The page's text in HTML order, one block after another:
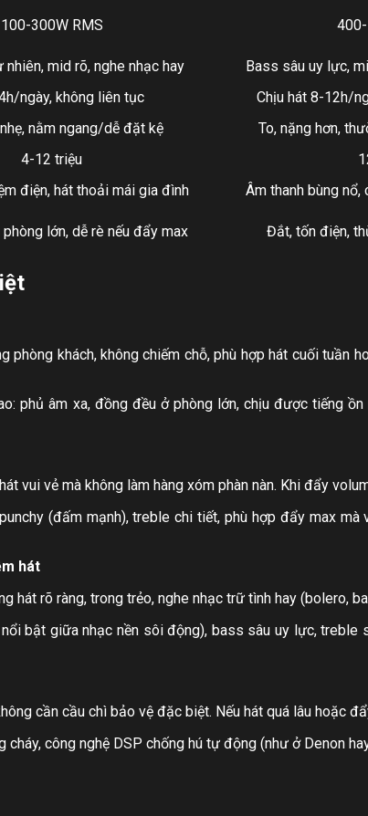
100-300W RMS
nhiên, mid rõ, nghe nhạc hay Bass sâu uy lực,
ngày, không liên tục Chịu hát 8-12h/
nằm ngang/dễ đặt kệ To, nặng hơn,
4-12 triệu
điện, hát thoải mái gia đình Âm thanh bùng
phòng lớn, dễ rè nếu đẩy max Đắt, tốn điện,
khách, không chiếm chỗ, phù hợp hát cuối tuần
phủ âm xa, đồng đều ở phòng lớn, chịu được tiếng
vui vẻ mà không làm hàng xóm phàn nàn. Khi đẩy
(đấm mạnh), treble chi tiết, phù hợp đẩy max
hát
hát rõ ràng, trong trẻo, nghe nhạc trữ tình hay (bolero,
bật giữa nhạc nền sôi động), bass sâu uy lực, treble
cần cầu chì bảo vệ đặc biệt. Nếu hát quá lâu hoặc
công nghệ DSP chống hú tự động (như ở Denon